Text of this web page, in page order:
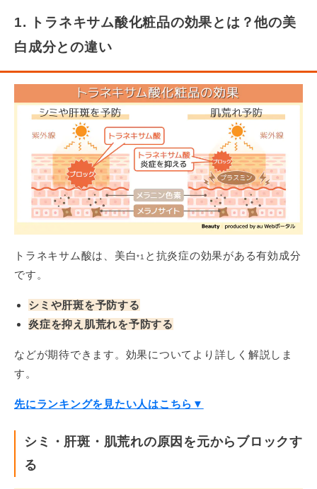
1. トラネキサム酸化粧品の効果とは？他の美
白成分との違い
トラネキサム酸は、美白*1 と抗炎症の効果がある有効成分
です。
シミや肝斑を予防する
炎症を抑え肌荒れを予防する
などが期待できます。効果についてより詳しく解説しま
す。
先にランキングを見たい人はこちら▼
シミ・肝斑・肌荒れの原因を元からブロックす
る